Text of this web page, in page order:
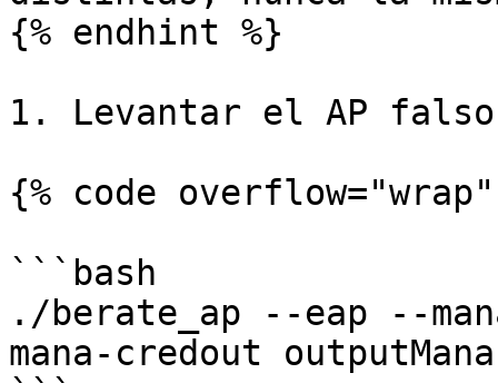
{% endhint %}
1. Levantar el AP
{% code
```bash
./berate_ap --eap --
mana-credout